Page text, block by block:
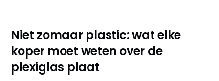
Niet zomaar plastic: wat elke
koper moet weten over de
plexiglas plaat